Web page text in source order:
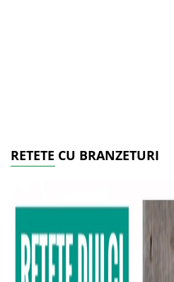
RETETE CU BRANZETURI